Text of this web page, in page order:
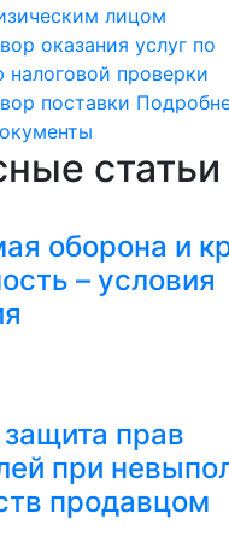
лицом
оказания услуг по
проверки
поставки
статьи
оборона и
– условия
прав
при
продавцом